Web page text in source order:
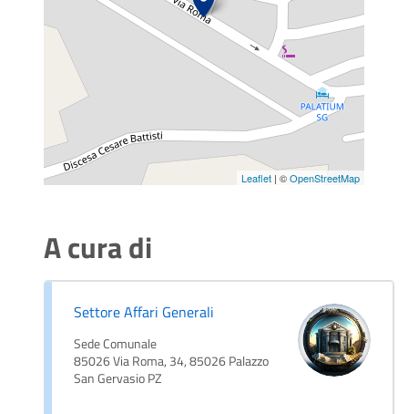
Leaflet | ©OpenStreetMap
A cura di
Settore Affari Generali
Sede Comunale
85026 Via Roma, 34, 85026 Palazzo
San Gervasio PZ